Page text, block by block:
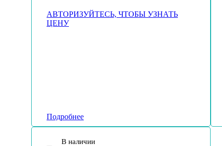
АВТОРИЗУЙТЕСЬ, ЧТОБЫ УЗНАТЬ
ЦЕНУ
Подробнее
В наличии